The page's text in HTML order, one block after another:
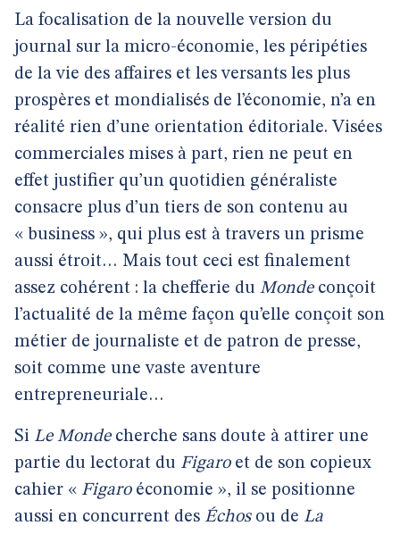
La focalisation de la nouvelle version du
journal sur la micro-économie, les péripéties
de la vie des affaires et les versants les plus
prospères et mondialisés de l’économie, n’a en
réalité rien d’une orientation éditoriale. Visées
commerciales mises à part, rien ne peut en
effet justifier qu’un quotidien généraliste
consacre plus d’un tiers de son contenu au
« business », qui plus est à travers un prisme
aussi étroit… Mais tout ceci est finalement
assez cohérent : la chefferie du Mondeconçoit
l’actualité de la même façon qu’elle conçoit son
métier de journaliste et de patron de presse,
soit comme une vaste aventure
entrepreneuriale…
Si Le Mondecherche sans doute à attirer une
partie du lectorat du Figaroet de son copieux
cahier « Figaroéconomie », il se positionne
aussi en concurrent des Échosou de La